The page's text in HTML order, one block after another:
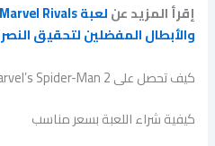
إقرأ المزيد عن
والأبطال المفضلين لتحقيق النصر
كيف تحصل على Marvel’s Spider-Man 2؟
كيفية شراء اللعبة بسعر مناسب